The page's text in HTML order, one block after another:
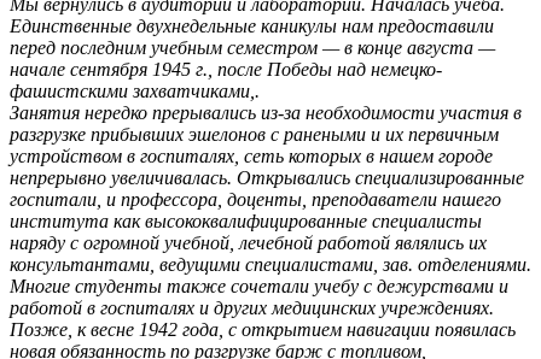
Единственные двухнедельные каникулы нам предоставили
перед последним учебным семестром — в конце августа —
начале сентября 1945 г., после Победы над немецко-
фашистскими захватчиками,.
Занятия нередко прерывались из-за необходимости участия в
разгрузке прибывших эшелонов с ранеными и их первичным
устройством в госпиталях, сеть которых в нашем городе
непрерывно увеличивалась. Открывались специализированные
госпитали, и профессора, доценты, преподаватели нашего
института как высококвалифицированные специалисты
наряду с огромной учебной, лечебной работой являлись их
консультантами, ведущими специалистами, зав. отделениями.
Многие студенты также сочетали учебу с дежурствами и
работой в госпиталях и других медицинских учреждениях.
Позже, к весне 1942 года, с открытием навигации появилась
новая обязанность по разгрузке барж с топливом,